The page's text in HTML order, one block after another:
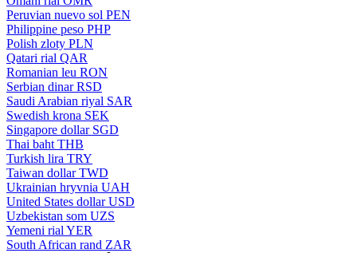
Peruvian nuevo sol PEN
Philippine peso PHP
Polish zloty PLN
Qatari rial QAR
Romanian leu RON
Serbian dinar RSD
Saudi Arabian riyal SAR
Swedish krona SEK
Singapore dollar SGD
Thai baht THB
Turkish lira TRY
Taiwan dollar TWD
Ukrainian hryvnia UAH
United States dollar USD
Uzbekistan som UZS
Yemeni rial YER
South African rand ZAR